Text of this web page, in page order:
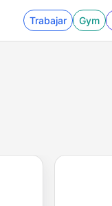
Trabajar Gym